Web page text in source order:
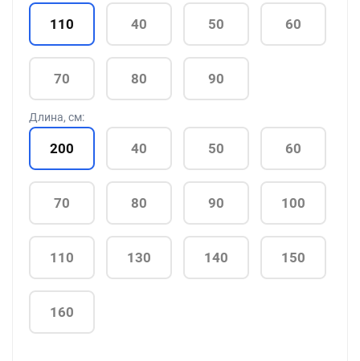
110 40 50 60
70 80 90
Длина, см:
200 40 50 60
70 80 90 100
110 130 140 150
160